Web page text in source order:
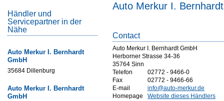
Händler und
Servicepartner in der
Nähe
Auto Merkur I. Bernhardt
GmbH
35684 Dillenburg
Auto Merkur I. Bernhardt
GmbH
Auto Merkur I.
Contact
Auto Merkur I. Bernhardt GmbH
Herborner Strasse 34-36
35764 Sinn
Telefon
02772 - 9466-0
Fax
02772 - 9466-66
E-mail
info@auto-merkur.de
Homepage
Website dieses Händlers